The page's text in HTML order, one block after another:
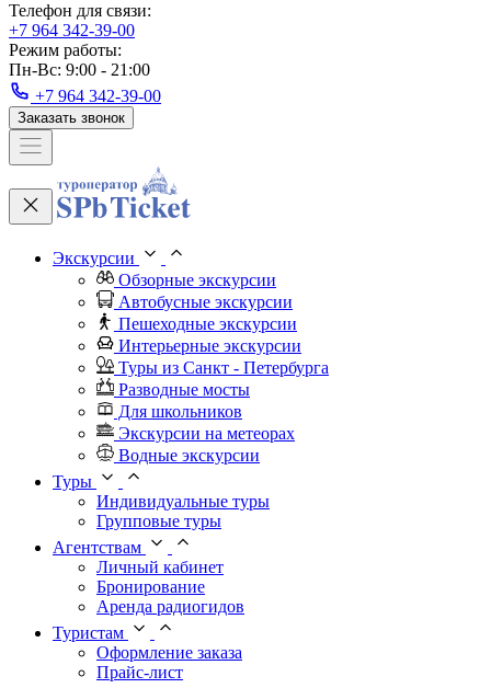
Телефон для связи:
+7 964 342-39-00
Режим работы:
Пн-Вс: 9:00 - 21:00
+7 964 342-39-00
Заказать звонок
Экскурсии
Обзорные экскурсии
Автобусные экскурсии
Пешеходные экскурсии
Интерьерные экскурсии
Туры из Санкт - Петербурга
Разводные мосты
Для школьников
Экскурсии на метеорах
Водные экскурсии
Туры
Индивидуальные туры
Групповые туры
Агентствам
Личный кабинет
Бронирование
Аренда радиогидов
Туристам
Оформление заказа
Прайс-лист